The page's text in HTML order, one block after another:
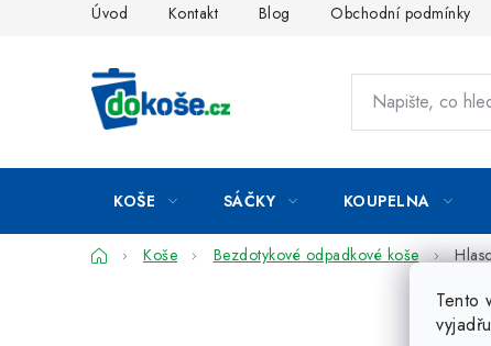
Tento
Úvod Kontakt Blog Obchodní podmínky
KOŠE SÁČKY KOUPELNA
DomůKoše Bezdotykové odpadkové koše